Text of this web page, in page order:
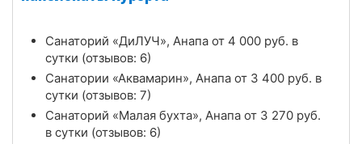
Санаторий «ДиЛУЧ», Анапа от 4 000 руб. в
сутки (отзывов: 6)
Санатории «Аквамарин», Анапа от 3 400 руб. в
сутки (отзывов: 7)
Санаторий «Малая бухта», Анапа от 3 270 руб.
в сутки (отзывов: 6)